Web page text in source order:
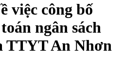
việc công bố
ngân sách
TTYT An Nhơn